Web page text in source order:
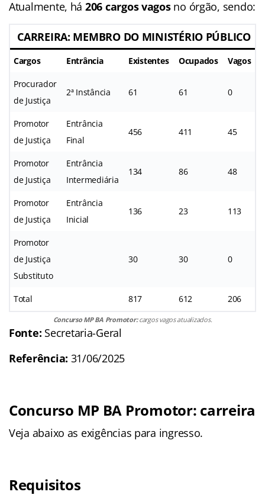
Atualmente, há 206 cargos vagosno órgão, sendo:
CARREIRA: MEMBRO DO MINISTÉRIO PÚBLICO
Cargos Entrância Existentes Ocupados Vagos
Procurador
de Justiça
2ª Instância 61 61 0
Promotor
de Justiça
Entrância
Final
456 411 45
Promotor
de Justiça
Entrância
Intermediária
134 86 48
Promotor
de Justiça
Entrância
Inicial
136 23 113
Promotor
de Justiça
Substituto
30 30 0
Total 817 612 206
Concurso MP BA Promotor:cargos vagos atualizados.
Fonte: Secretaria-Geral
Referência: 31/06/2025
Concurso MP BA Promotor: carreira
Veja abaixo as exigências para ingresso.
Requisitos